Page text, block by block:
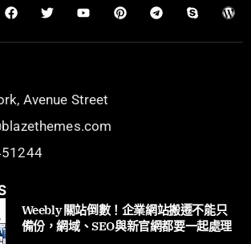
Avenue Street
Weebly 關站倒數！企業網站搬遷不能只
備份，網域、SEO與新官網都要一起處理